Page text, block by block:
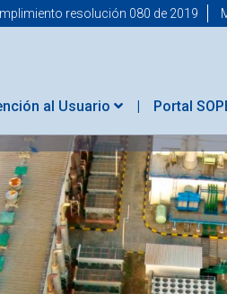
resolución 080 de 2019
al Usuario Portal